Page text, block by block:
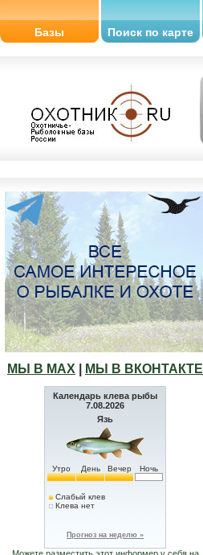
Базы Поиск по карте
МЫ В МАХ МЫ В ВКОНТАКТЕ
Календарь клева рыбы
7.08.2026
Язь
Утро День Вечер Ночь
Слабый клев
Клева нет
Прогноз на неделю »